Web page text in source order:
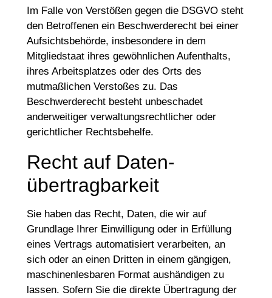
Im Falle von Verstößen gegen die DSGVO steht
den Betroffenen ein Beschwerderecht bei einer
Aufsichtsbehörde, insbesondere in dem
Mitgliedstaat ihres gewöhnlichen Aufenthalts,
ihres Arbeitsplatzes oder des Orts des
mutmaßlichen Verstoßes zu. Das
Beschwerderecht besteht unbeschadet
anderweitiger verwaltungsrechtlicher oder
gerichtlicher Rechtsbehelfe.
Recht auf Daten­
übertrag­barkeit
Sie haben das Recht, Daten, die wir auf
Grundlage Ihrer Einwilligung oder in Erfüllung
eines Vertrags automatisiert verarbeiten, an
sich oder an einen Dritten in einem gängigen,
maschinenlesbaren Format aushändigen zu
lassen. Sofern Sie die direkte Übertragung der